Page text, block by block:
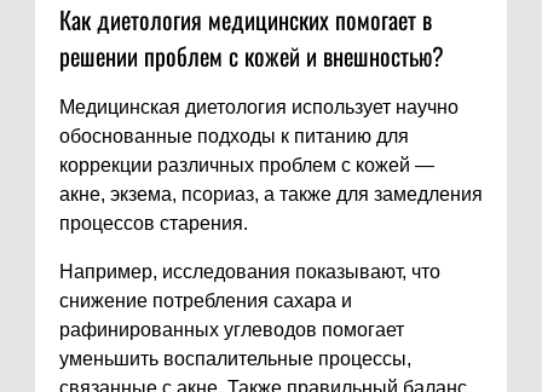
Как диетология медицинских помогает в
решении проблем с кожей и внешностью?
Медицинская диетология использует научно
обоснованные подходы к питанию для
коррекции различных проблем с кожей —
акне, экзема, псориаз, а также для замедления
процессов старения.
Например, исследования показывают, что
снижение потребления сахара и
рафинированных углеводов помогает
уменьшить воспалительные процессы,
связанные с акне. Также правильный баланс